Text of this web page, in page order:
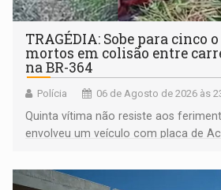
TRAGÉDIA: Sobe para cinco
mortos em colisão entre
na BR-364
Polícia 06 de Agosto de 2026 às
Quinta vítima não resiste aos
envolveu um veículo com placa de